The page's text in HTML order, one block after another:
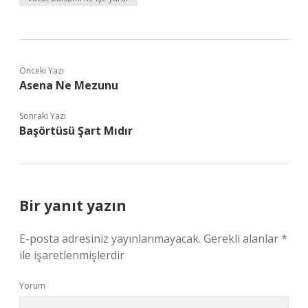
Önceki Yazı
Asena Ne Mezunu
Sonraki Yazı
Başörtüsü Şart Mıdır
Bir yanıt yazın
E-posta adresiniz yayınlanmayacak. Gerekli alanlar*
ile işaretlenmişlerdir
Yorum